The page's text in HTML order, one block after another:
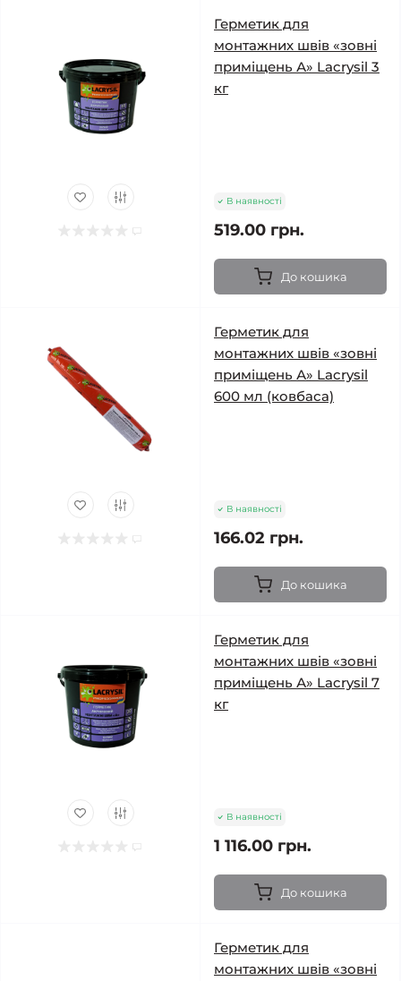
Герметик для
монтажних швів «зовні
приміщень А» Lacrysil 3
кг
В наявності
519.00 грн.
До кошика
Герметик для
монтажних швів «зовні
приміщень А» Lacrysil
600 мл (ковбаса)
В наявності
166.02 грн.
До кошика
Герметик для
монтажних швів «зовні
приміщень А» Lacrysil 7
кг
В наявності
1 116.00 грн.
До кошика
Герметик для
монтажних швів «зовні